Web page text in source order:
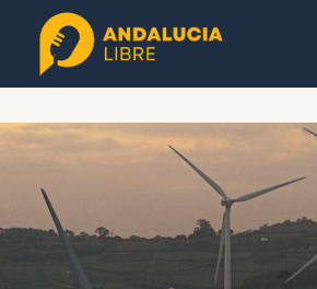
Saltar
contenido